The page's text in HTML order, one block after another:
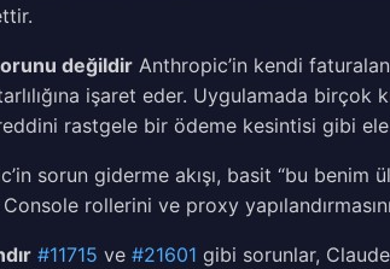
değildir Anthropic’in kendi
işaret eder. Uygulamada birçok
rastgele bir ödeme kesintisi gibi ele
sorun giderme akışı, basit “bu benim
rollerini ve proxy
#11715 ve #21601 gibi sorunlar,